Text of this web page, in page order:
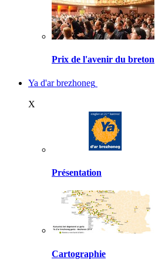
Prix de l'avenir du breton
Ya d'ar brezhoneg
X
Présentation
Cartographie